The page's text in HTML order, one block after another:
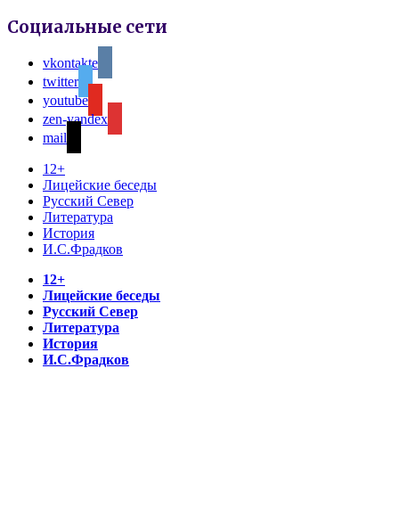
Социальные сети
vkontakte
twitter
youtube
zen-yandex
mail
12+
Лицейские беседы
Русский Север
Литература
История
И.С.Фрадков
12+
Лицейские беседы
Русский Север
Литература
История
И.С.Фрадков